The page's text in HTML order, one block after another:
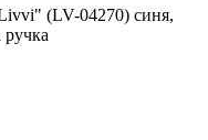
(LV-04270) синя,
ручка